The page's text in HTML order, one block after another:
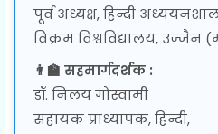
पूर्व अध्यक्ष, हिन्दी
विक्रम विश्वविद्यालय, उज्जैन
👨‍🏫 सहमार्गदर्शक :
डॉ. निलय गोस्वामी
सहायक प्राध्यापक, हिन्दी,